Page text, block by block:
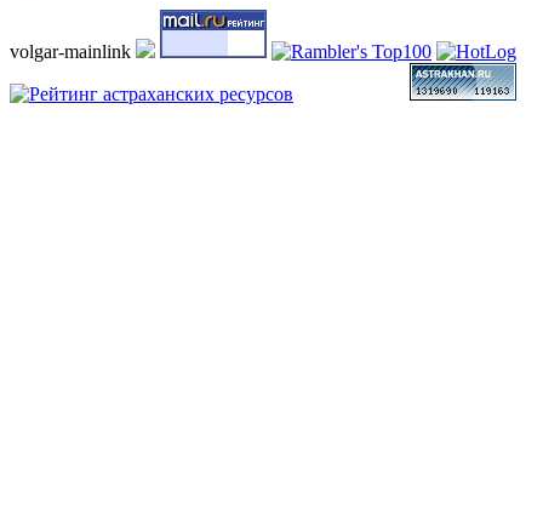
volgar-mainlink